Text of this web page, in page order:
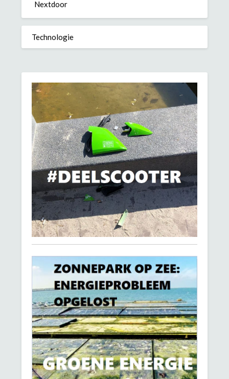
Nextdoor
Technologie